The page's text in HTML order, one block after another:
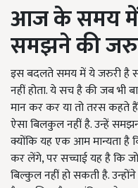
आज के समय में
समझने की
इस बदलते समय में ये जरुरी है
नहीं होता. ये सच है की जब भी
मान कर कर या तो तरस कहते
ऐसा बिलकुल नहीं है. उन्हें
क्योंकि यह एक आम मान्यता
कर लेंगे, पर सच्चाई यह है कि
बिल्कुल नहीं हो सकती है.